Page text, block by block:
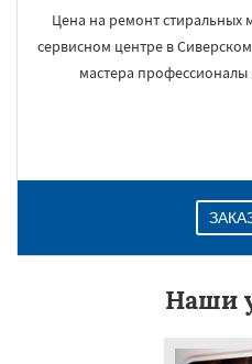
Цена на ремонт
сервисном центре в
мастера профессионалы
Наши